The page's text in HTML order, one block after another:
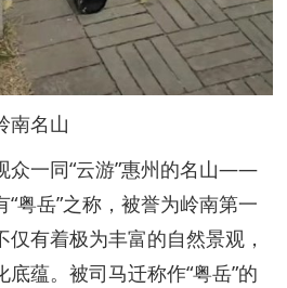
南名山
众一同“云游”惠州的名山——
粤岳”之称，被誉为岭南第一
有着极为丰富的自然景观，
蕴。被司马迁称作“粤岳”的